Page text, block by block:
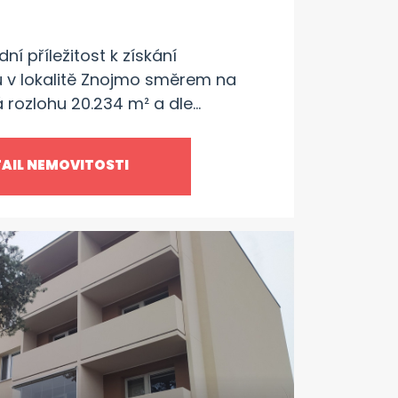
příležitost k získání
lokalitě Znojmo směrem na
20.234 m² a dle
což
využití. Na hranici pozemku
služeb. Investujte do
prostor pro Vaše nápady a
je ideální pro ty, kteří hledají
projektů či podnikání.
příležitost! Více info v RK.
NEMOVITOSTI